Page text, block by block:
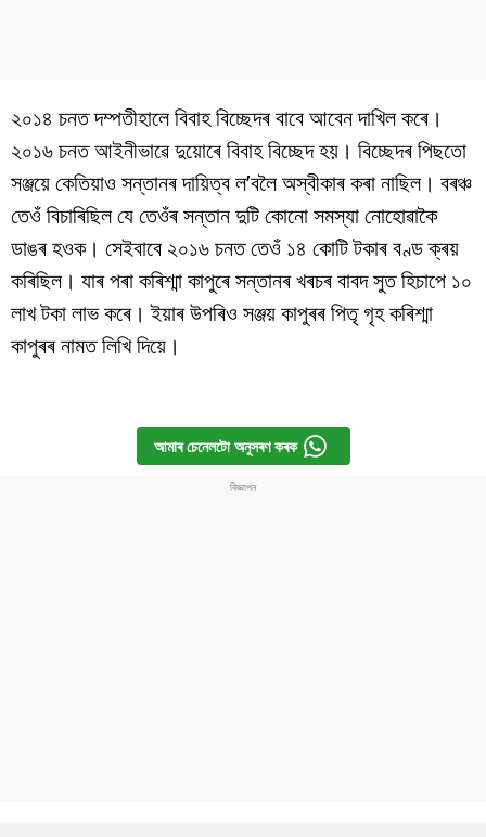
২০১৪ চনত দম্পতীহালে বিবাহ বিচ্ছেদৰ বাবে আবেন দাখিল কৰে।
২০১৬ চনত আইনীভাৱে দুয়োৰে বিবাহ বিচ্ছেদ হয়। বিচ্ছেদৰ পিছতো
সঞ্জয়ে কেতিয়াও সন্তানৰ দায়িত্ব ল’বলৈ অস্বীকাৰ কৰা নাছিল। বৰঞ্চ
তেওঁ বিচাৰিছিল যে তেওঁৰ সন্তান দুটি কোনো সমস্যা নোহোৱাকৈ
ডাঙৰ হওক। সেইবাবে ২০১৬ চনত তেওঁ ১৪ কোটি টকাৰ বণ্ড ক্ৰয়
কৰিছিল। যাৰ পৰা কৰিশ্মা কাপুৰে সন্তানৰ খৰচৰ বাবদ সুত হিচাপে ১০
লাখ টকা লাভ কৰে। ইয়াৰ উপৰিও সঞ্জয় কাপুৰৰ পিতৃ গৃহ কৰিশ্মা
কাপুৰৰ নামত লিখি দিয়ে।
আমাৰ চেনেলটো অনুসৰণ কৰক